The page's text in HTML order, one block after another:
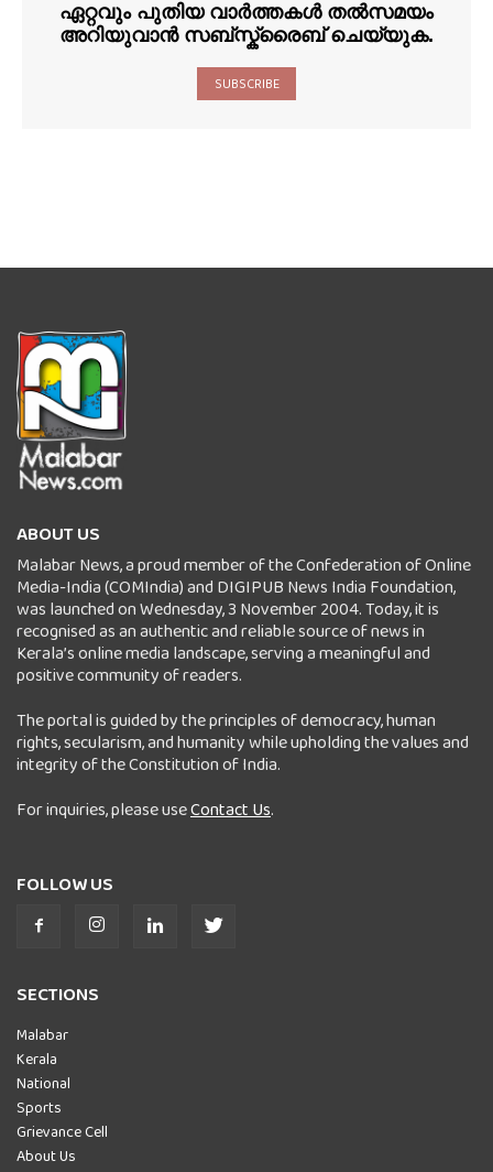
ഏറ്റവും പുതിയ വാർത്തകൾ തൽസമയം
അറിയുവാൻ സബ്സ്ക്രൈബ് ചെയ്യുക.
SUBSCRIBE
ABOUT US
Malabar News, a proud member of the Confederation of Online
Media-India (COMIndia) and DIGIPUB News India Foundation,
was launched on Wednesday, 3 November 2004. Today, it is
recognised as an authentic and reliable source of news in
Kerala’s online media landscape, serving a meaningful and
positive community of readers.
The portal is guided by the principles of democracy, human
rights, secularism, and humanity while upholding the values and
integrity of the Constitution of India.
For inquiries, please useContact Us.
FOLLOW US
SECTIONS
Malabar
Kerala
National
Sports
Grievance Cell
About Us